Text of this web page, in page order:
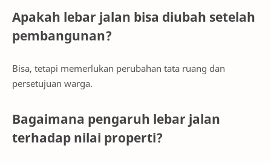
Apakah lebar jalan bisa diubah setelah
pembangunan?
Bisa, tetapi memerlukan perubahan tata ruang dan
persetujuan warga.
Bagaimana pengaruh lebar jalan
terhadap nilai properti?